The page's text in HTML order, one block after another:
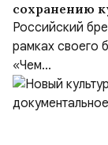
сохранению
Российский
рамках своего
«Чем...